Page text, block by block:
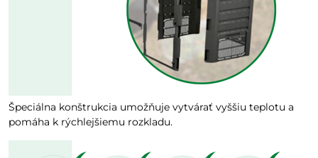
Špeciálna konštrukcia umožňuje vytvárať vyššiu teplotu a
pomáha k rýchlejšiemu rozkladu.